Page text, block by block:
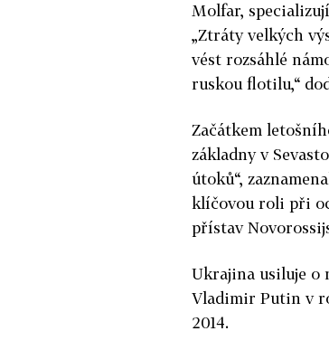
Molfar,
„Ztráty velkých
vést rozsáhlé
ruskou flotilu,“
Začátkem
základny v
útoků“,
klíčovou roli při
přístav
Ukrajina usiluje o
Vladimir Putin v
2014.